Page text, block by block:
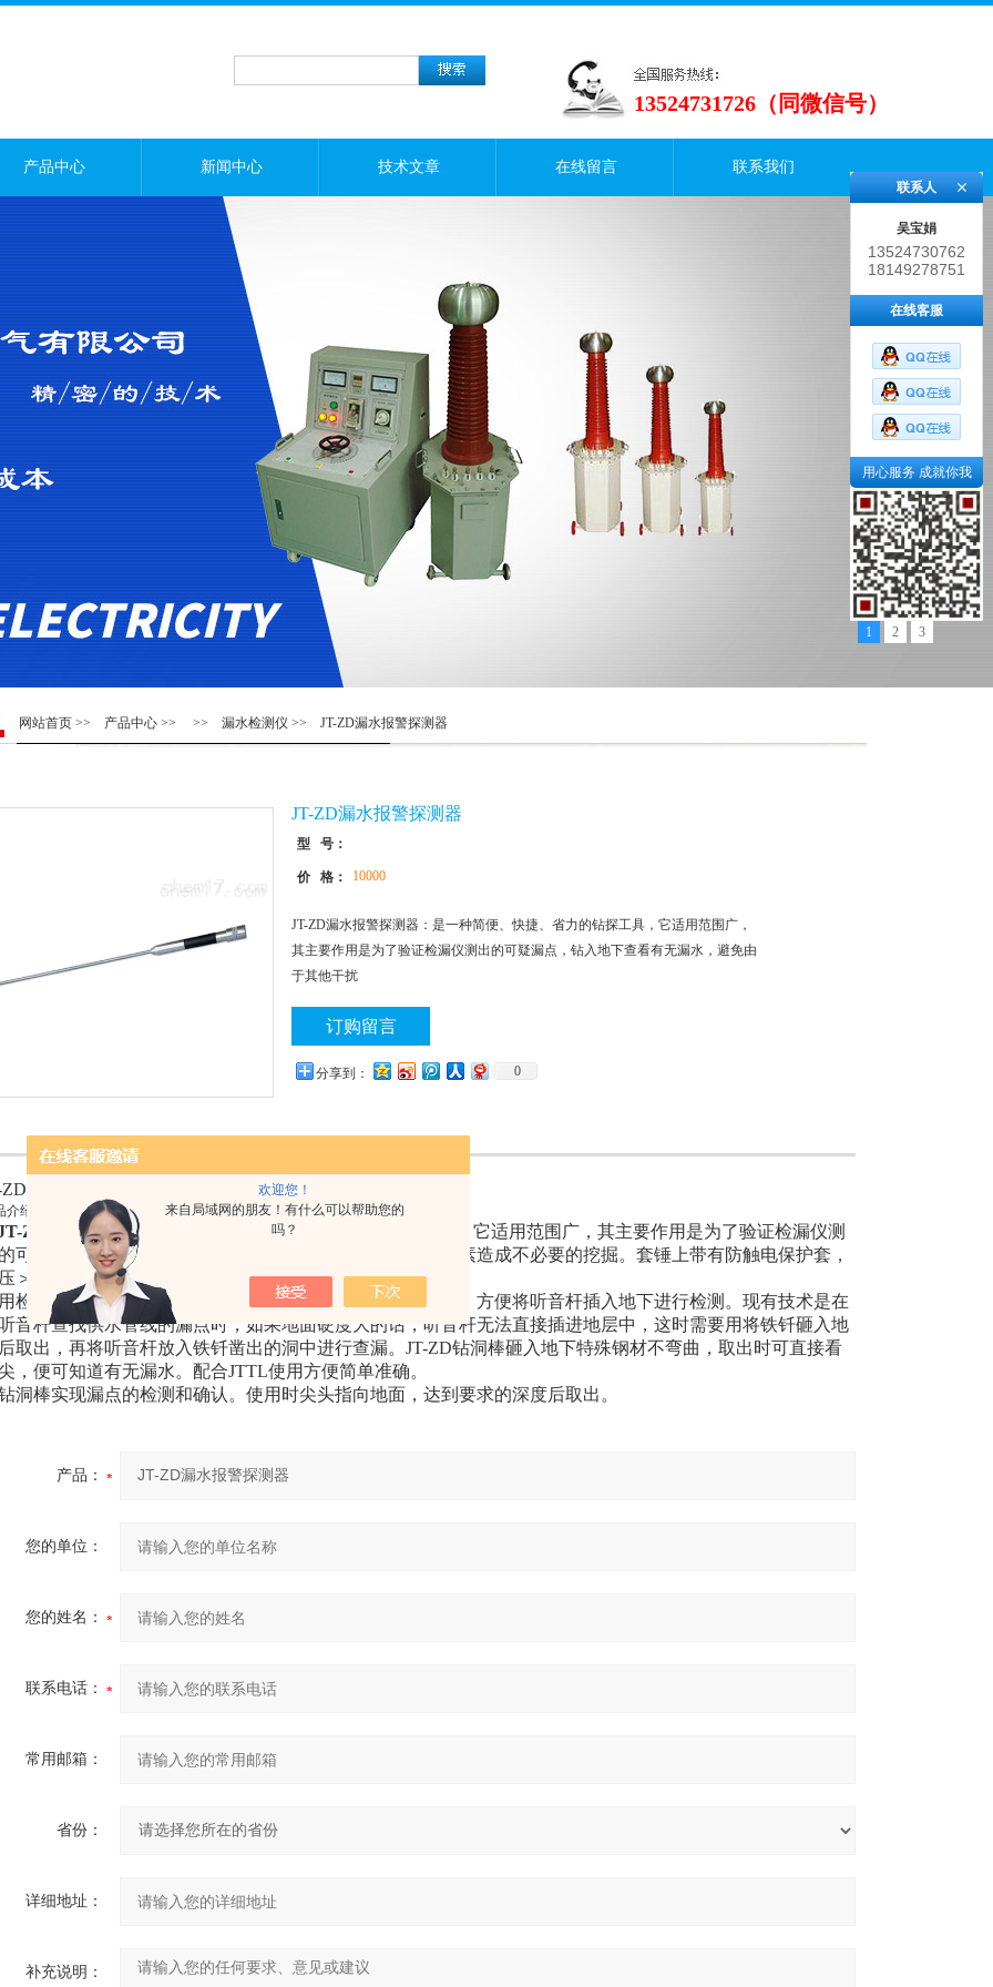
欢迎您！
来自局域网的朋友！有什么可以帮助您的
吗？
13524731726（同微信号）
产品中心 新闻中心 技术文章 在线留言 联系我们
1 2 3
网站首页 >> 产品中心 >> >> 漏水检测仪 >> JT-ZD漏水报警探测器
JT-ZD漏水报警探测器
型 号：
价 格： 10000
JT-ZD漏水报警探测器：是一种简便、快捷、省力的钻探工具，它适用范围广，
其主要作用是为了验证检漏仪测出的可疑漏点，钻入地下查看有无漏水，避免由
于其他干扰
订购留言
分享到： 0
ZD漏水报警探测器
介绍：
ZD漏水报警探测器
是一种简便、快捷、省力的钻探工具，它适用范围广，其主要作用是为了验证检漏仪测
可疑漏点，钻入地下查看有无漏水，避免由于其他干扰因素造成不必要的挖掘。套锤上带有防触电保护套，
＞500伏。
检漏水设备中的听音杆进行检漏时，需要事先在地面凿洞，方便将听音杆插入地下进行检测。现有技术是在
音杆查找供水管线的漏点时，如果地面硬度大的话，听音杆无法直接插进地层中，这时需要用将铁钎砸入地
取出，再将听音杆放入铁钎凿出的洞中进行查漏。JT-ZD钻洞棒砸入地下特殊钢材不弯曲，取出时可直接看
，便可知道有无漏水。配合JTTL使用方便简单准确。
洞棒实现漏点的检测和确认。使用时尖头指向地面，达到要求的深度后取出。
产品：
您的单位：
您的姓名：
联系电话：
常用邮箱：
省份：
详细地址：
补充说明：
联系人
吴宝娟
13524730762
18149278751
在线客服
用心服务 成就你我